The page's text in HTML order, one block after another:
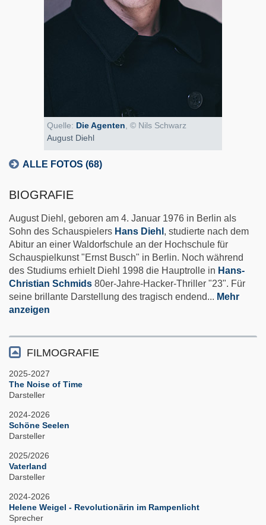
Quelle: Die Agenten , © Nils Schwarz
August Diehl
ALLE FOTOS (68)
BIOGRAFIE
August Diehl, geboren am 4. Januar 1976 in Berlin als
Sohn des Schauspielers Hans Diehl , studierte nach dem
Abitur an einer Waldorfschule an der Hochschule für
Schauspielkunst "Ernst Busch" in Berlin. Noch während
des Studiums erhielt Diehl 1998 die Hauptrolle in Hans-
Christian Schmids 80er-Jahre-Hacker-Thriller "23". Für
seine brillante Darstellung des tragisch endend... Mehr
anzeigen
FILMOGRAFIE
2025-2027
The Noise of Time
Darsteller
2024-2026
Schöne Seelen
Darsteller
2025/2026
Vaterland
Darsteller
2024-2026
Helene Weigel - Revolutionärin im Rampenlicht
Sprecher